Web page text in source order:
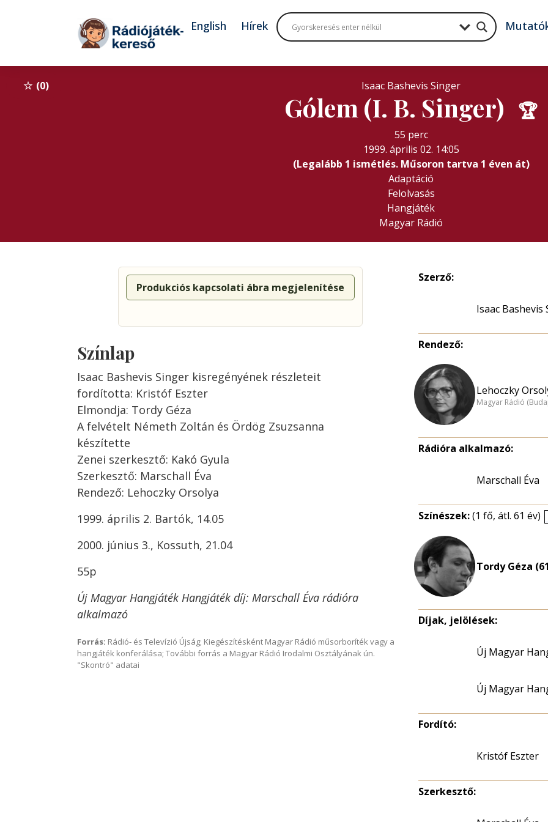
Tovább a tartalomhoz
English Hírek
0 Isaac Bashevis Singer
Gólem (I. B. Singer) 🏆
55 perc
1999. április 02. 14:05
(Legalább 1 ismétlés. Műsoron tartva 1 éven át)
Adaptáció
Felolvasás
Hangjáték
Magyar Rádió
Produkciós kapcsolati ábra megjelenítése
Színlap
Isaac Bashevis Singer kisregényének részleteit
fordította: Kristóf Eszter
Elmondja: Tordy Géza
A felvételt Németh Zoltán és Ördög Zsuzsanna
készítette
Zenei szerkesztő: Kakó Gyula
Szerkesztő: Marschall Éva
Rendező: Lehoczky Orsolya
1999. április 2. Bartók, 14.05
2000. június 3., Kossuth, 21.04
55p
Új Magyar Hangjáték Hangjáték díj: Marschall Éva rádióra
alkalmazó
Forrás: Rádió- és Televízió Újság; Kiegészítésként Magyar Rádió műsorboríték vagy a
hangjáték konferálása; További forrás a Magyar Rádió Irodalmi Osztályának ún.
"Skontró" adatai
Szerző:
Isaac Bashevis
Rendező:
Lehoczky
Magyar Rádió
Rádióra alkalmazó:
Marschall Éva
Színészek:(1 fő, átl. 61 év)
Tordy Géza
Díjak, jelölések:
Új Magyar
Új Magyar
Fordító:
Kristóf Eszter
Szerkesztő: